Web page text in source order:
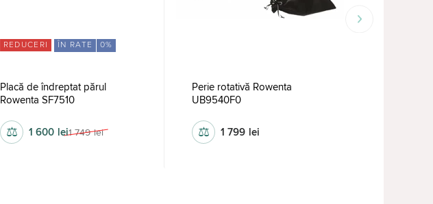
REDUCERI ÎN RATE 0%
Placă de îndreptat părul
Rowenta SF7510
1 749 lei
1 600 lei
⚖
Perie rotativă Rowenta
UB9540F0
1 799 lei
⚖